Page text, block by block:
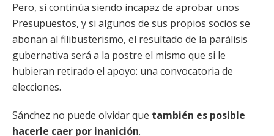
Pero, si continúa siendo incapaz de aprobar unos
Presupuestos, y si algunos de sus propios socios se
abonan al filibusterismo, el resultado de la parálisis
gubernativa será a la postre el mismo que si le
hubieran retirado el apoyo: una convocatoria de
elecciones.
Sánchez no puede olvidar que también es posible
hacerle caer por inanición.